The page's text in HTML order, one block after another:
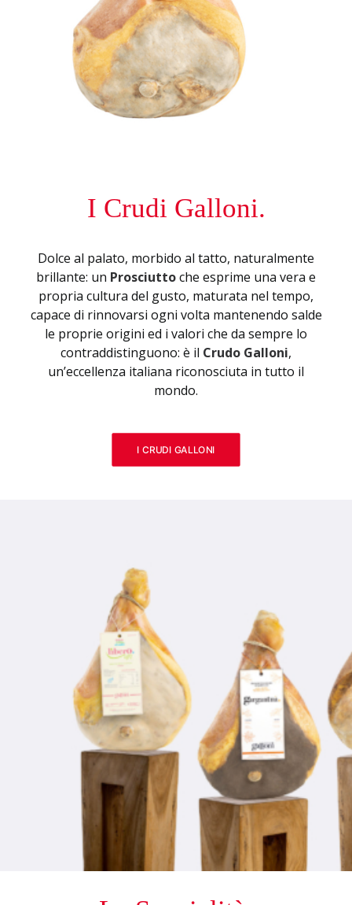
I Crudi Galloni.
Dolce al palato, morbido al tatto, naturalmente
brillante: un Prosciuttoche esprime una vera e
propria cultura del gusto, maturata nel tempo,
capace di rinnovarsi ogni volta mantenendo salde
le proprie origini ed i valori che da sempre lo
contraddistinguono: è il Crudo Galloni,
un’eccellenza italiana riconosciuta in tutto il
mondo.
I CRUDI GALLONI